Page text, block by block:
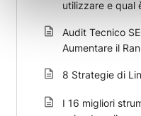
utilizzare e qual
Audit Tecnico
Aumentare il
8 Strategie di
I 16 migliori